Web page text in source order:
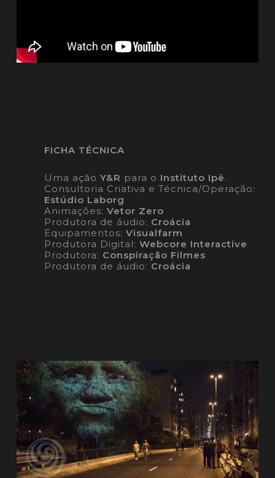
FICHA TÉCNICA
Uma ação Y&R para o Instituto Ipê.
Consultoria Criativa e Técnica/Operação:
Estúdio Laborg
Animações: Vetor Zero
Produtora de áudio: Croácia
Equipamentos: Visualfarm
Produtora Digital: Webcore Interactive
Produtora: Conspiração Filmes
Produtora de áudio: Croácia